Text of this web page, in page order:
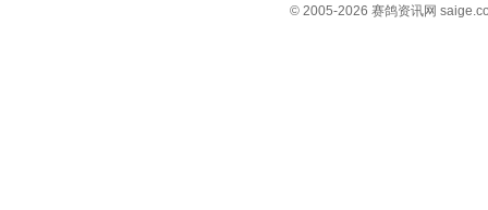
© 2005-2026 赛鸽资讯网